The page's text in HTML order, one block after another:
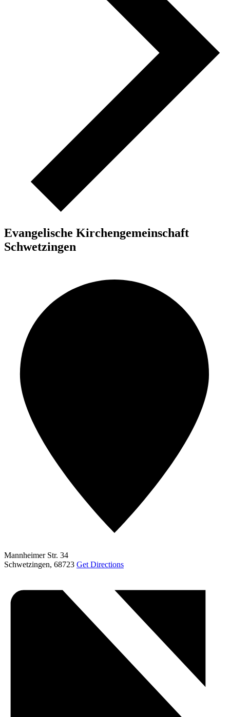
Evangelische Kirchengemeinschaft
Schwetzingen
Mannheimer Str. 34
Schwetzingen, 68723 Get Directions